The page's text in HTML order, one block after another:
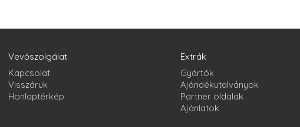
Vevőszolgálat
Kapcsolat
Visszáruk
Honlaptérkép
Extrák
Gyártók
Ajándékutalványok
Partner oldalak
Ajánlatok